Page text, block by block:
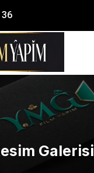
36
Galerisi